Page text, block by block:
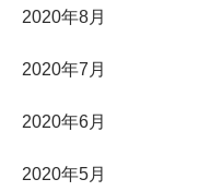
2020年8月
2020年7月
2020年6月
2020年5月